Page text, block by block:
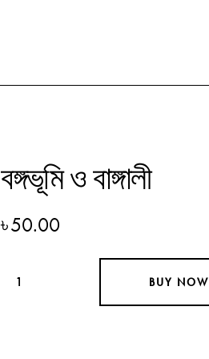
বঙ্গভূমি ও বাঙ্গালী
৳50.00
BUY NOW